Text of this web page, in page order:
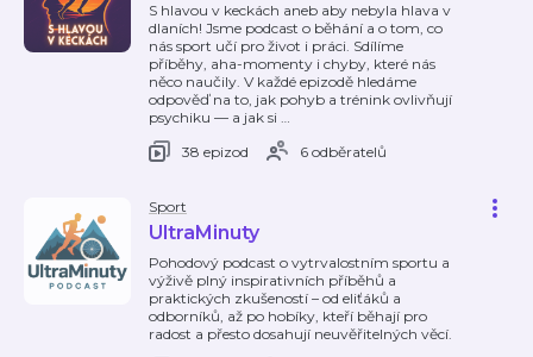
S hlavou v keckách aneb aby nebyla hlava v
dlaních! Jsme podcast o běhání a o tom, co
nás sport učí pro život i práci. Sdílíme
příběhy, aha-momenty i chyby, které nás
něco naučily. V každé epizodě hledáme
odpověď na to, jak pohyb a trénink ovlivňují
psychiku — a jak si …
38 epizod
6 odběratelů
Sport
UltraMinuty
Pohodový podcast o vytrvalostním sportu a
výživě plný inspirativních příběhů a
praktických zkušeností – od eliťáků a
odborníků, až po hobíky, kteří běhají pro
radost a přesto dosahují neuvěřitelných věcí.